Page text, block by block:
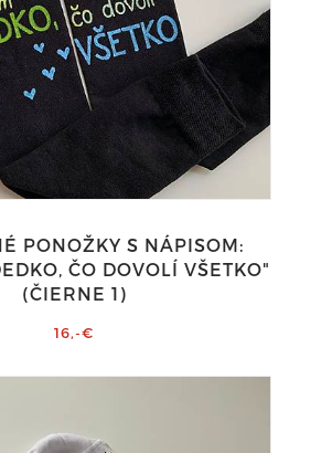
PONOŽKY S NÁPISOM:
ČO DOVOLÍ VŠETKO"
(ČIERNE 1)
16,-€